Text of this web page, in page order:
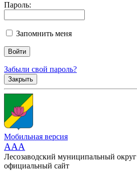
Пароль:
Запомнить меня
Забыли свой пароль?
Закрыть
Мобильная версия
AAA
Лесозаводский муниципальный округ
официальный сайт